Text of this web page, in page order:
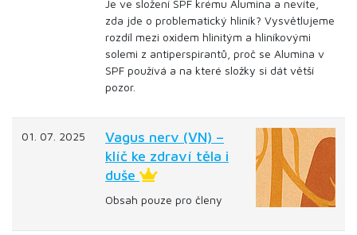
Je ve složení SPF krému Alumina a nevíte,
zda jde o problematický hliník? Vysvětlujeme
rozdíl mezi oxidem hlinitým a hliníkovými
solemi z antiperspirantů, proč se Alumina v
SPF používá a na které složky si dát větší
pozor.
01. 07. 2025
Vagus nerv (VN) –
klíč ke zdraví těla i
duše
Obsah pouze pro členy